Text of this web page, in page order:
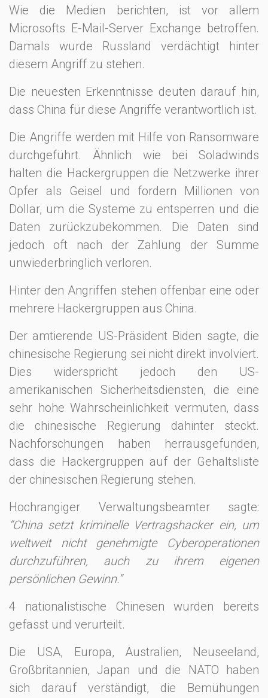
Wie die Medien berichten, ist vor allem
Microsofts E-Mail-Server Exchange betroffen.
Damals wurde Russland verdächtigt hinter
diesem Angriff zu stehen.
Die neuesten Erkenntnisse deuten darauf hin,
dass China für diese Angriffe verantwortlich ist.
Die Angriffe werden mit Hilfe von Ransomware
durchgeführt. Ähnlich wie bei Soladwinds
halten die Hackergruppen die Netzwerke ihrer
Opfer als Geisel und fordern Millionen von
Dollar, um die Systeme zu entsperren und die
Daten zurückzubekommen. Die Daten sind
jedoch oft nach der Zahlung der Summe
unwiederbringlich verloren.
Hinter den Angriffen stehen offenbar eine oder
mehrere Hackergruppen aus China.
Der amtierende US-Präsident Biden sagte, die
chinesische Regierung sei nicht direkt involviert.
Dies widerspricht jedoch den US-
amerikanischen Sicherheitsdiensten, die eine
sehr hohe Wahrscheinlichkeit vermuten, dass
die chinesische Regierung dahinter steckt.
Nachforschungen haben herrausgefunden,
dass die Hackergruppen auf der Gehaltsliste
der chinesischen Regierung stehen.
Hochrangiger Verwaltungsbeamter sagte:
“China setzt kriminelle Vertragshacker ein, um
weltweit nicht genehmigte Cyberoperationen
durchzuführen, auch zu ihrem eigenen
persönlichen Gewinn.”
4 nationalistische Chinesen wurden bereits
gefasst und verurteilt.
Die USA, Europa, Australien, Neuseeland,
Großbritannien, Japan und die NATO haben
sich darauf verständigt, die Bemühungen